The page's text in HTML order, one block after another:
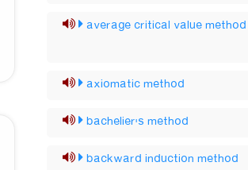
average critical value method
axiomatic method
bachelier's method
backward induction method